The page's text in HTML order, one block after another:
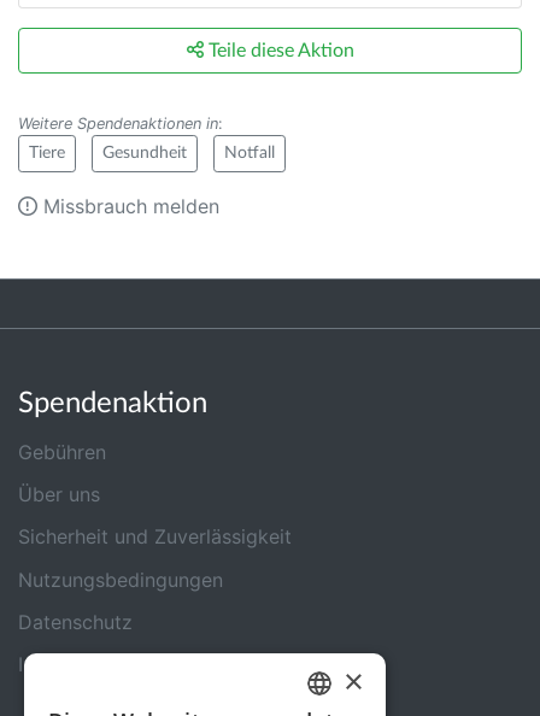
Teile diese Aktion
Weitere Spendenaktionen in:
Tiere Gesundheit Notfall
Missbrauch melden
Spendenaktion
Gebühren
Über uns
Sicherheit und Zuverlässigkeit
Nutzungsbedingungen
Datenschutz
Impressum
×